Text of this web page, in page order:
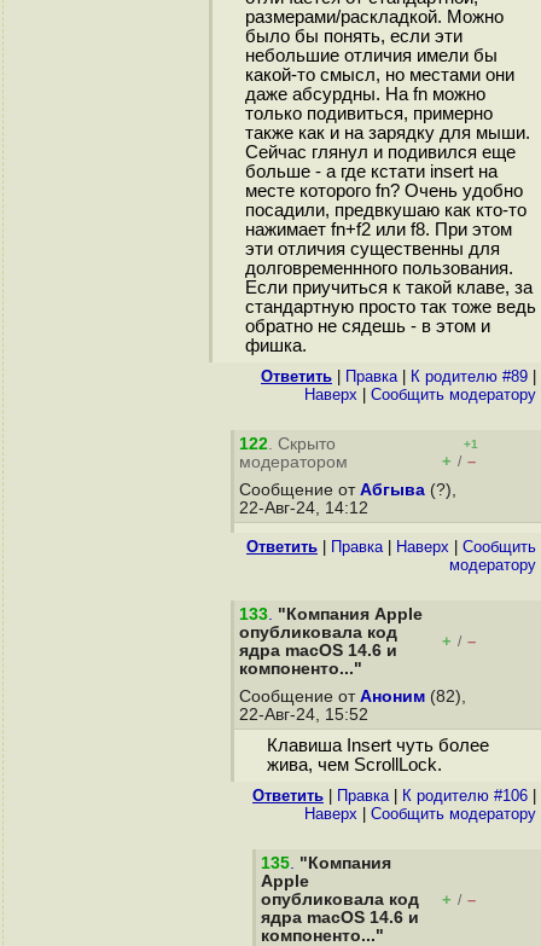
размерами/раскладкой. Можно
было бы понять, если эти
небольшие отличия имели бы
какой-то смысл, но местами они
даже абсурдны. На fn можно
только подивиться, примерно
также как и на зарядку для мыши.
Сейчас глянул и подивился еще
больше - а где кстати insert на
месте которого fn? Очень удобно
посадили, предвкушаю как кто-то
нажимает fn+f2 или f8. При этом
эти отличия существенны для
долговременнного пользования.
Если приучиться к такой клаве, за
стандартную просто так тоже ведь
обратно не сядешь - в этом и
фишка.
Ответить Правка| К родителю #89
Наверх
Cообщить модератору
122. Скрыто
модератором
+1
+ / –
Сообщение от Абгыва (?),
22-Авг-24, 14:12
Ответить Правка| Наверх
Cообщить
модератору
133. "Компания Apple
опубликовала код
ядра macOS 14.6 и
компоненто..."
+ / –
Сообщение от Аноним (82),
22-Авг-24, 15:52
Клавиша Insert чуть более
жива, чем ScrollLock.
Ответить Правка| К родителю #106
Наверх
Cообщить модератору
135. "Компания
Apple
опубликовала код
ядра macOS 14.6 и
компоненто..."
+ / –